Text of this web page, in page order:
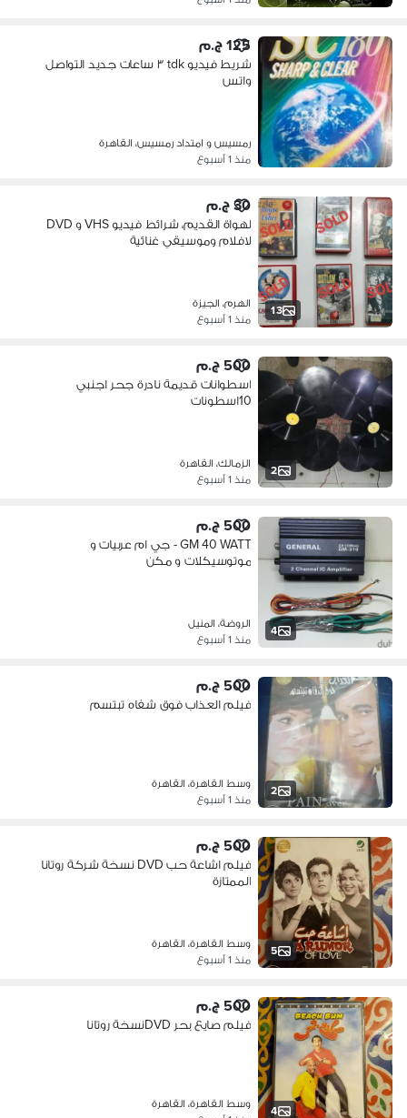
125 ج.م
شريط فيديو tdk ٣ ساعات جديد التواصل
واتس
رمسيس و امتداد رمسيس، القاهرة
منذ 1 أسبوع
13
30 ج.م
لهواة القديم، شرائط فيديو VHS و DVD
لافلام وموسيقي غنائية
الهرم، الجيزة
منذ 1 أسبوع
2
500 ج.م
اسطوانات قديمة نادرة جحر اجنبي
10اسطونات
الزمالك، القاهرة
منذ 1 أسبوع
4
500 ج.م
GM 40 WATT - جي ام عربيات و
موتوسيكلات و مكن
الروضة، المنيل
منذ 1 أسبوع
2
500 ج.م
فيلم العذاب فوق شفاه تبتسم
وسط القاهرة، القاهرة
منذ 1 أسبوع
5
500 ج.م
فيلم اشاعة حب DVD نسخة شركة روتانا
الممتازة
وسط القاهرة، القاهرة
منذ 1 أسبوع
4
500 ج.م
فيلم صايع بحر DVDنسخة روتانا
وسط القاهرة، القاهرة